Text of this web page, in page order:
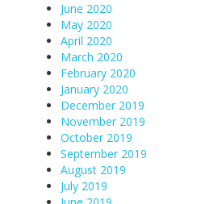
June 2020
May 2020
April 2020
March 2020
February 2020
January 2020
December 2019
November 2019
October 2019
September 2019
August 2019
July 2019